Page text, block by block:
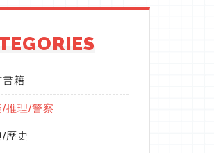
書籍
/推理/警察
/歷史